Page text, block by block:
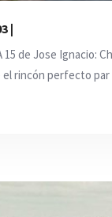
|
de Jose Ignacio:
rincón perfecto par